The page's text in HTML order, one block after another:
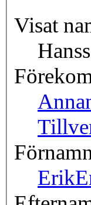
Visat
Erik